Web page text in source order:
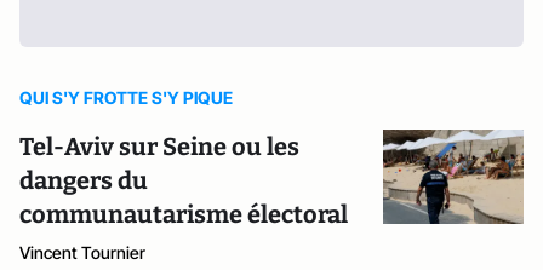
QUI S'Y FROTTE S'Y PIQUE
Tel-Aviv sur Seine ou les
dangers du
communautarisme électoral
Vincent Tournier